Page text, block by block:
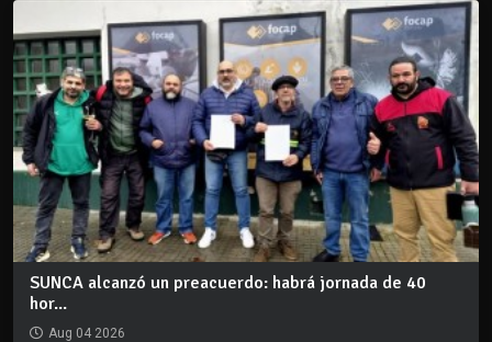
SUNCA alcanzó un preacuerdo: habrá jornada de 40
hor...
Aug 04 2026